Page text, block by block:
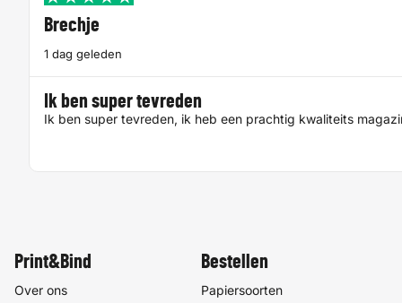
Brechje
1 dag geleden
Ik ben super tevreden
Ik ben super tevreden, ik heb een prachtig kwaliteits
Print&Bind
Over ons
Bestellen
Papiersoorten